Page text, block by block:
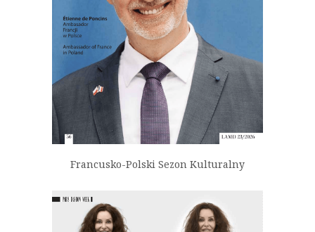
Francusko-Polski Sezon Kulturalny